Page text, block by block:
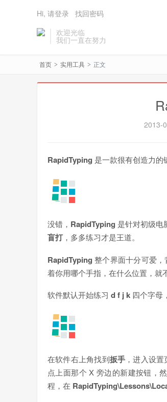
欢迎光临
我们一直在努力
Hi, 请登录 找回密码
首页 > 实用工具 > 正文
2013-
RapidTyping 是一款很有创造力的
没错， RapidTyping 是针对初级电
盲打，多多练习才是王道。
RapidTyping 整个界面十分可爱
着你用哪个手指，在什么位置，就
软件默认开始练习 d f j k 四个字母
在软件右上角找到扳手 ，进入设
点上面那个 X 旁边的新建按钮，
程，在